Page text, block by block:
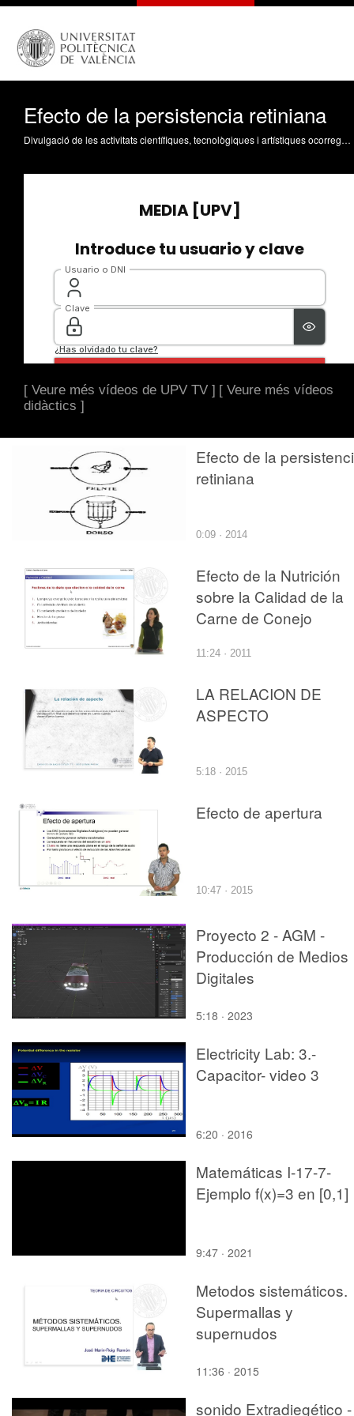
Efecto de la persistencia retiniana
Divulgació de les activitats científiques, tecnològiques i artístiques ocorregudes en els tres campus de la UPV
[ Veure més vídeos de UPV TV ] [ Veure més vídeos
didàctics ]
Efecto de la
retiniana
0:09 · 2014
Efecto de la Nutrición
sobre la Calidad de la
Carne de Conejo
11:24 · 2011
LA RELACION DE
ASPECTO
5:18 · 2015
Efecto de apertura
10:47 · 2015
Proyecto 2 - AGM -
Producción de Medios
Digitales
5:18 · 2023
Electricity Lab: 3.-
Capacitor- video 3
6:20 · 2016
Matemáticas I-17-7-
Ejemplo f(x)=3 en [0,1]
9:47 · 2021
Metodos sistemáticos.
Supermallas y
supernudos
11:36 · 2015
sonido Extradiegético -